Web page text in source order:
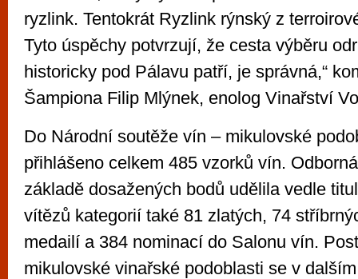
ryzlink. Tentokrát Ryzlink rýnský z
Tyto úspěchy potvrzují, že cesta výběru
historicky pod Pálavu patří, je správná,“
Šampiona Filip Mlýnek, enolog Vinařství
Do Národní soutěže vín – mikulovské
přihlášeno celkem 485 vzorků vín.
základě dosažených bodů udělila vedle
vítězů kategorií také 81 zlatých, 74
medailí a 384 nominací do Salonu vín.
mikulovské vinařské podoblasti se v